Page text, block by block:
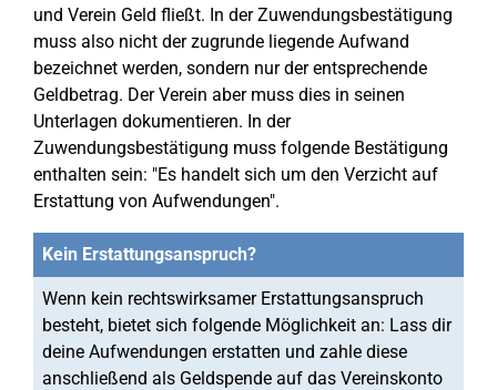
und Verein Geld fließt. In der Zuwendungsbestätigung
muss also nicht der zugrunde liegende Aufwand
bezeichnet werden, sondern nur der entsprechende
Geldbetrag. Der Verein aber muss dies in seinen
Unterlagen dokumentieren. In der
Zuwendungsbestätigung muss folgende Bestätigung
enthalten sein: "Es handelt sich um den Verzicht auf
Erstattung von Aufwendungen".
Kein Erstattungsanspruch?
Wenn kein rechtswirksamer Erstattungsanspruch
besteht, bietet sich folgende Möglichkeit an: Lass dir
deine Aufwendungen erstatten und zahle diese
anschließend als Geldspende auf das Vereinskonto